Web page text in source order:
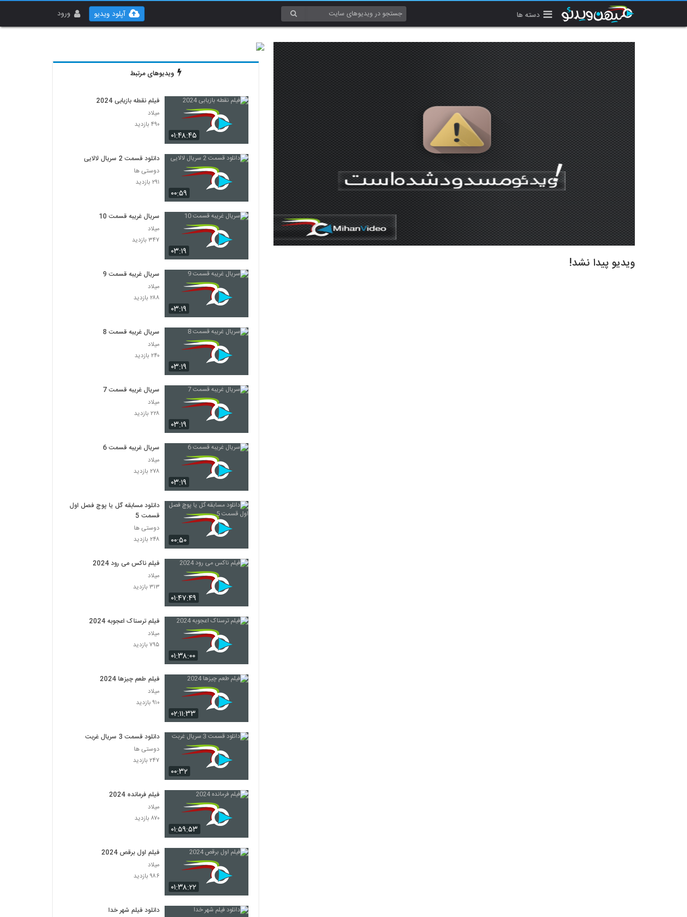
دسته ها ورود آپلود ویدیو
ویدیو پیدا نشد!
ویدیوهای مرتبط
۰۱:۴۸:۴۵
فیلم نقطه بازیابی 2024
میلاد
۴۹۰ بازدید
۰۰:۵۹
دانلود قسمت 2 سریال لالایی
دوستی ها
۲۹۱ بازدید
۰۳:۱۹
سریال غریبه قسمت 10
میلاد
۳۴۷ بازدید
۰۳:۱۹
سریال غریبه قسمت 9
میلاد
۲۸۸ بازدید
۰۳:۱۹
سریال غریبه قسمت 8
میلاد
۲۴۰ بازدید
۰۳:۱۹
سریال غریبه قسمت 7
میلاد
۲۲۸ بازدید
۰۳:۱۹
سریال غریبه قسمت 6
میلاد
۲۷۸ بازدید
۰۰:۵۰
دانلود مسابقه گل یا پوچ فصل اول
قسمت 5
دوستی ها
۲۴۸ بازدید
۰۱:۴۷:۴۹
فیلم ناکس می رود 2024
میلاد
۳۱۳ بازدید
۰۱:۳۸:۰۰
فیلم ترسناک اعجوبه 2024
میلاد
۷۹۵ بازدید
۰۲:۱۱:۳۳
فیلم طعم چیزها 2024
میلاد
۹۱۰ بازدید
۰۰:۳۲
دانلود قسمت 3 سریال غربت
دوستی ها
۲۴۷ بازدید
۰۱:۵۹:۵۳
فیلم فرمانده 2024
میلاد
۸۷۰ بازدید
۰۱:۳۸:۲۲
فیلم اول برقص 2024
میلاد
۹۸۶ بازدید
دانلود فیلم شهر خدا